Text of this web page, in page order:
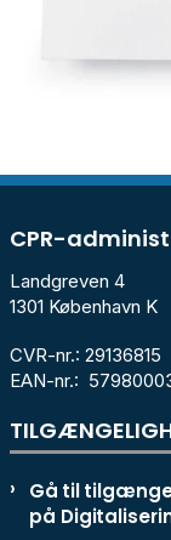
CPR-
Landgreven 4
1301 København K
CVR-nr.: 29136815
EAN-nr.:
Gå til
på